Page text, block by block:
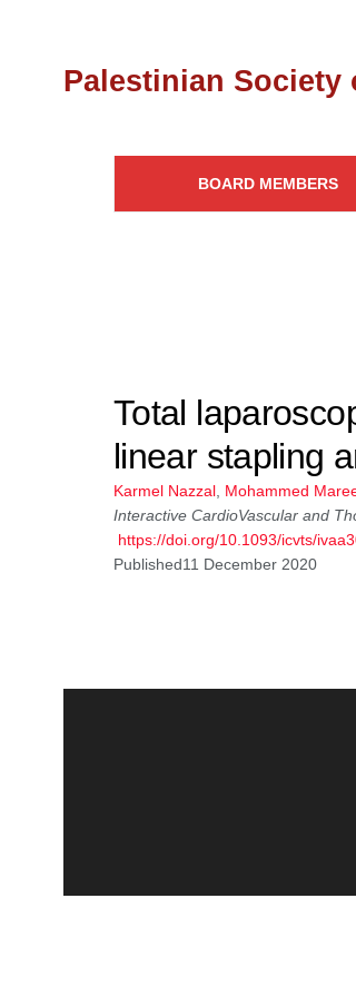
BOARD MEMBERS
Total
linear stapling
Karmel Nazzal Mohammed
Interactive CardioVascular and
https://doi.org/10.1093/icvts/
Published11 December 2020